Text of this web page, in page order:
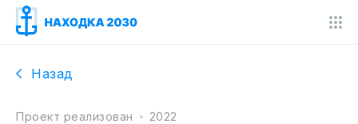
Назад
Проект реализован 2022